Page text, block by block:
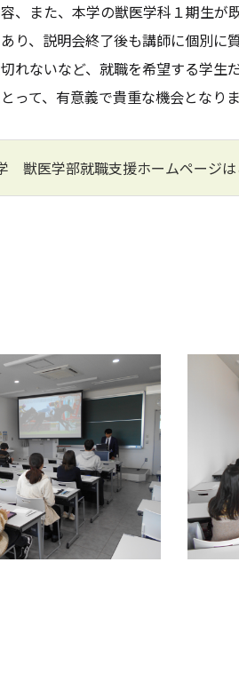
、また、本学の獣医学科１期生が
り、説明会終了後も講師に個別に
れないなど、就職を希望する学生
って、有意義で貴重な機会となりま
獣医学部就職支援ホームページは